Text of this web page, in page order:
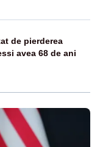
de pierderea
avea 68 de ani